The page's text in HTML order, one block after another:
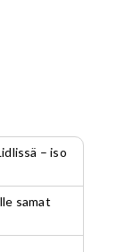
– iso
samat